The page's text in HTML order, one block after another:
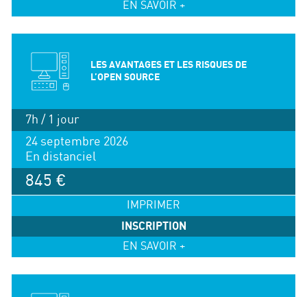
EN SAVOIR +
LES AVANTAGES ET LES RISQUES DE
L’OPEN SOURCE
7h / 1 jour
24 septembre 2026
En distanciel
845 €
IMPRIMER
INSCRIPTION
EN SAVOIR +